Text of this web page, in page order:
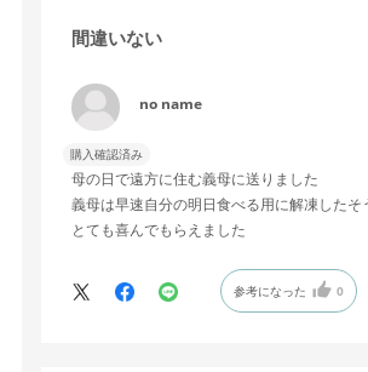
間違いない
no name
購入確認済み
母の日で遠方に住む義母に送りました
義母は早速自分の明日食べる用に解凍したそ
とても喜んでもらえました
参考になった 0